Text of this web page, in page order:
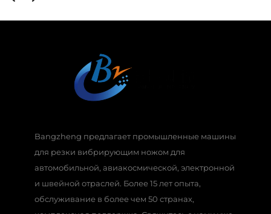
Bangzheng предлагает промышленные машины
для резки вибрирующим ножом для
автомобильной, авиакосмической, электронной
и швейной отраслей. Более 15 лет опыта,
обслуживание в более чем 50 странах,